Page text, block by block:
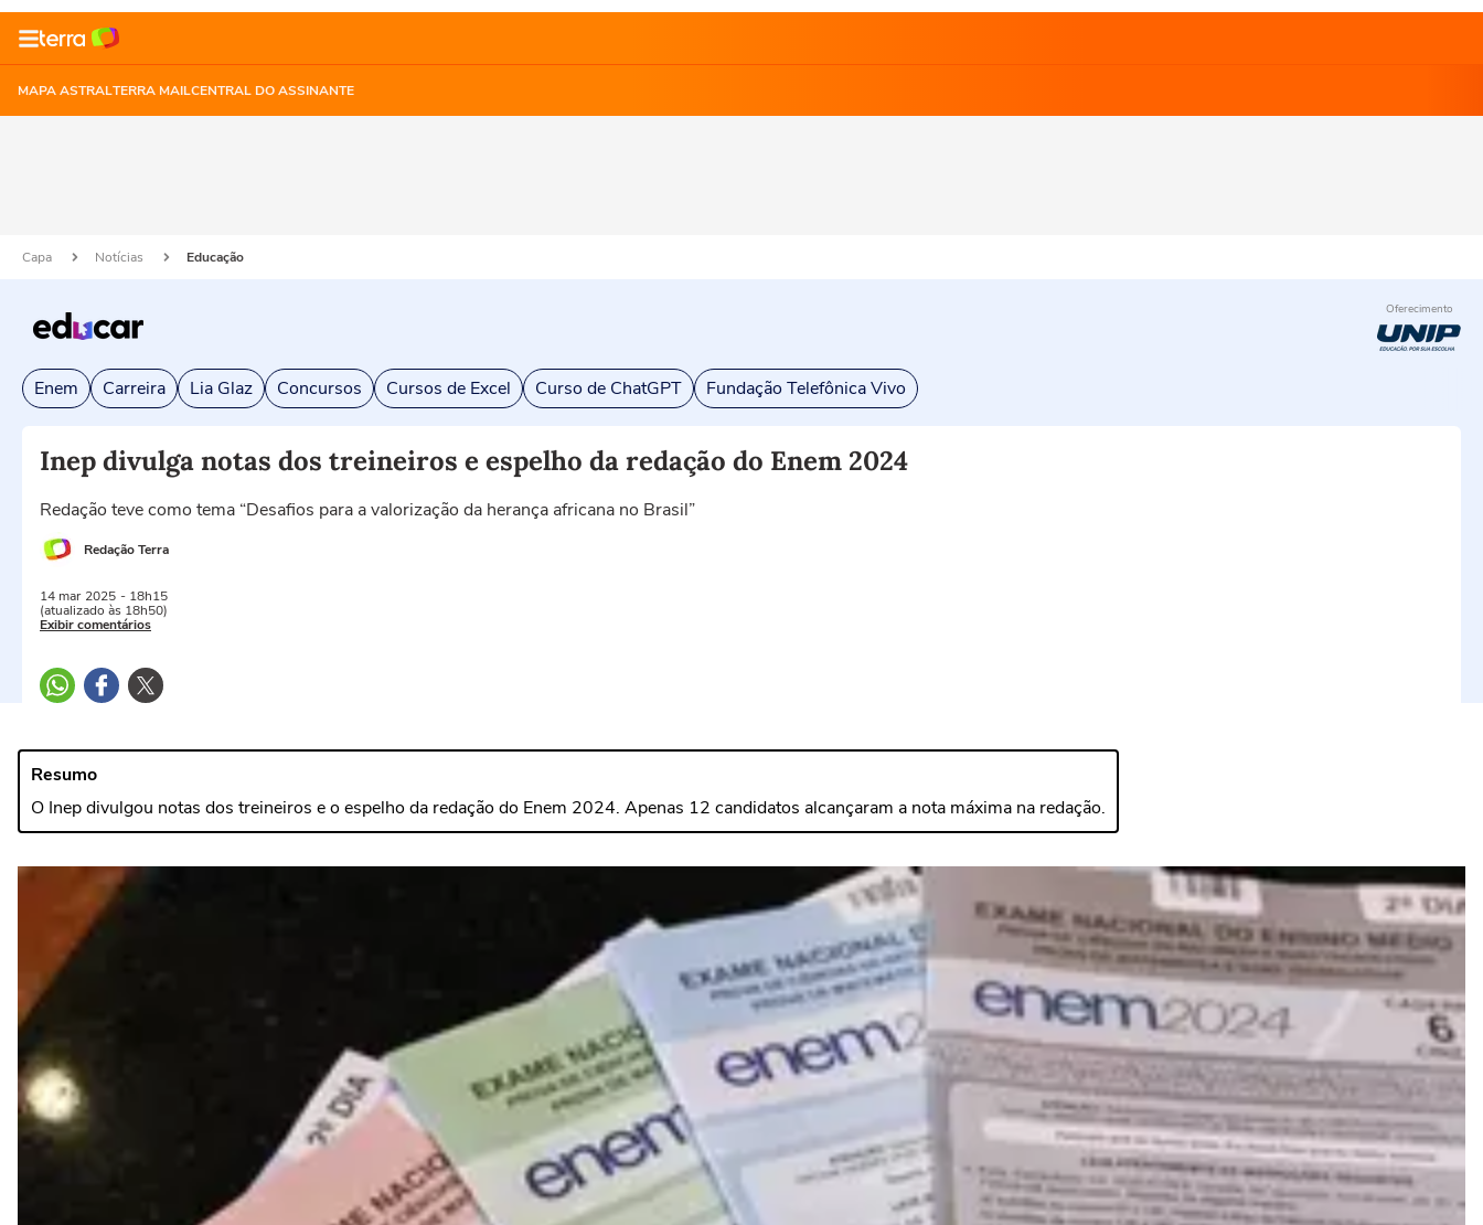
MAPA ASTRALTERRA MAILCENTRAL DO ASSINANTE
Capa Notícias Educação
Oferecimento
Enem Carreira Lia Glaz Concursos Cursos de Excel Curso de ChatGPT Fundação Telefônica Vivo
Inep divulga notas dos treineiros e espelho da redação do Enem 2024
Redação teve como tema “Desafios para a valorização da herança africana no Brasil”
Redação Terra
14 mar 2025 - 18h15
(atualizado às 18h50)
Exibir comentários
Resumo
O Inep divulgou notas dos treineiros e o espelho da redação do Enem 2024. Apenas 12 candidatos alcançaram a nota máxima na redação.